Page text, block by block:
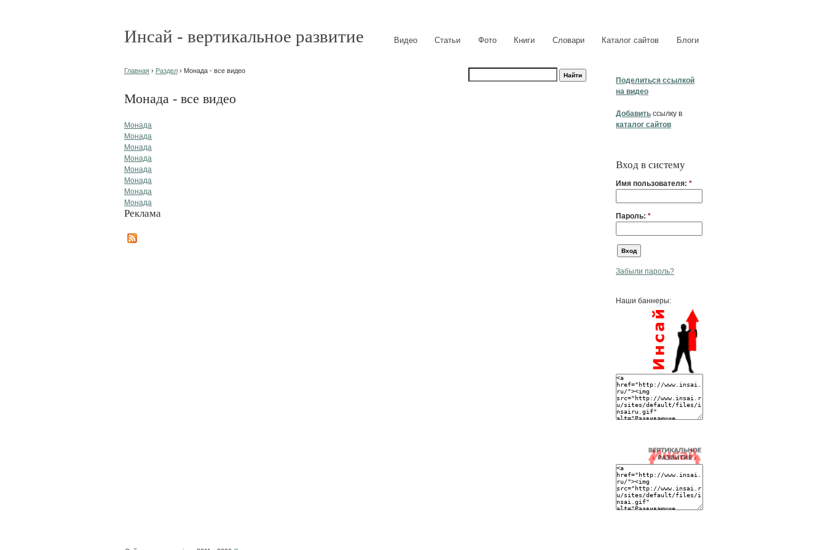
Инсай - вертикальное развитие Видео Статьи Фото Книги Словари Каталог сайтов Блоги
Поделиться ссылкой
на видео
Добавить ссылку в
каталог сайтов
Вход в систему
Имя пользователя: *
Пароль: *
Забыли пароль?
Наши баннеры:
Главная › Раздел › Монада - все видео
Монада - все видео
Монада
Монада
Монада
Монада
Монада
Монада
Монада
Монада
Реклама